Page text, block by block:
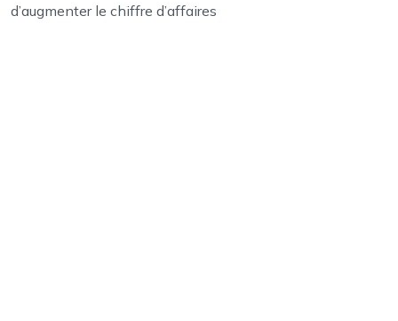
d’augmenter le chiffre d’affaires